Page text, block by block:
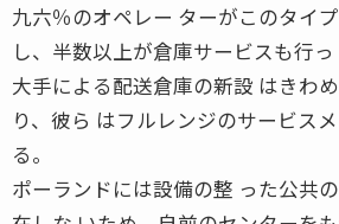
九六％のオペレー ターがこのタイ
し、半数以上が倉庫サービスも行っ
大手による配送倉庫の新設 はきわ
り、彼ら はフルレンジのサービス
る。
ポーランドには設備の整 った公共